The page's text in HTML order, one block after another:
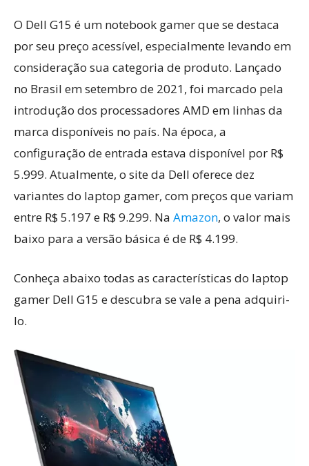
O Dell G15 é um notebook gamer que se destaca
por seu preço acessível, especialmente levando em
consideração sua categoria de produto. Lançado
no Brasil em setembro de 2021, foi marcado pela
introdução dos processadores AMD em linhas da
marca disponíveis no país. Na época, a
configuração de entrada estava disponível por R$
5.999. Atualmente, o site da Dell oferece dez
variantes do laptop gamer, com preços que variam
entre R$ 5.197 e R$ 9.299. Na Amazon, o valor mais
baixo para a versão básica é de R$ 4.199.
Conheça abaixo todas as características do laptop
gamer Dell G15 e descubra se vale a pena adquiri-
lo.